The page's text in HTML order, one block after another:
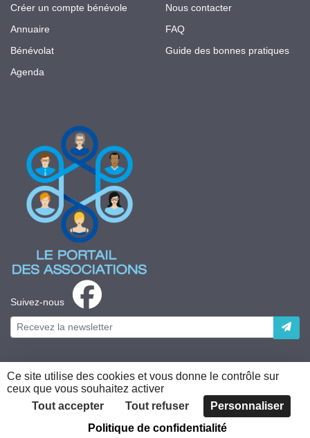
Suivez-nous
Créer un compte bénévole
Annuaire
Bénévolat
Agenda
Nous contacter
FAQ
Guide des bonnes pratiques
Plateforme développée en France par
Ce site utilise des cookies et vous donne le contrôle sur
ceux que vous souhaitez activer
Tout accepter
Tout refuser
Personnaliser
Politique de confidentialité